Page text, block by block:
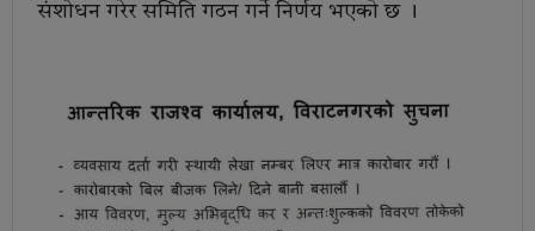
संशोधन गरेर समिति गठन गर्ने निर्णय भएको छ ।